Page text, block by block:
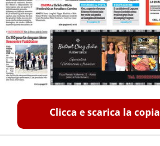
Clicca e scarica la copia